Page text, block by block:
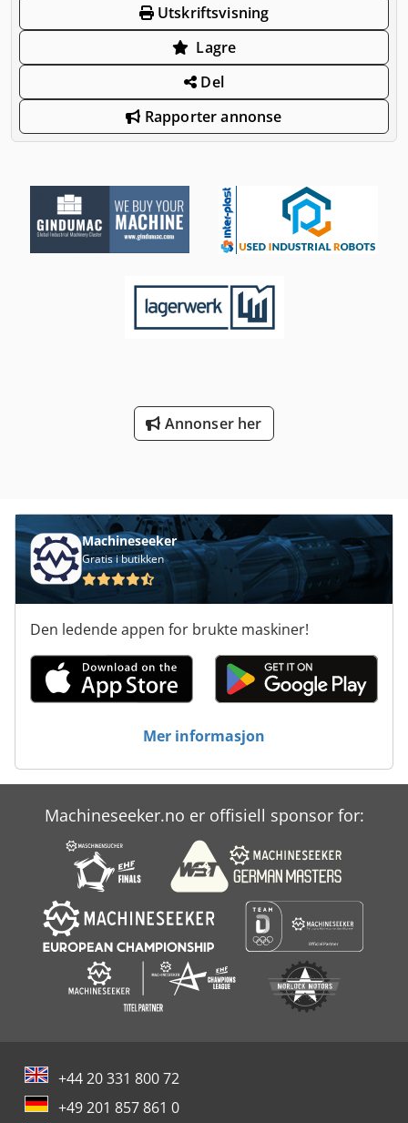
Utskriftsvisning
Lagre
Del
Rapporter annonse
Annonser her
Machineseeker
Gratis i butikken
Den ledende appen for brukte maskiner!
Mer informasjon
Machineseeker.no er offisiell sponsor for:
+44 20 331 800 72
+49 201 857 861 0